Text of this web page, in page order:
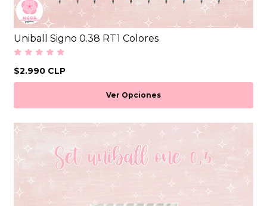
Uniball Signo 0.38 RT1 Colores
$2.990 CLP
Ver Opciones